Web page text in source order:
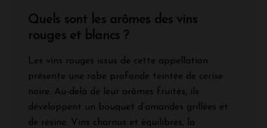
Quels sont les arômes des vins
rouges et blancs ?
Les vins rouges issus de cette appellation
présente une robe profonde teintée de cerise
noire. Au-delà de leur arômes fruités, ils
développent un bouquet d’amandes grillées et
de résine. Vins charnus et équilibrés, la